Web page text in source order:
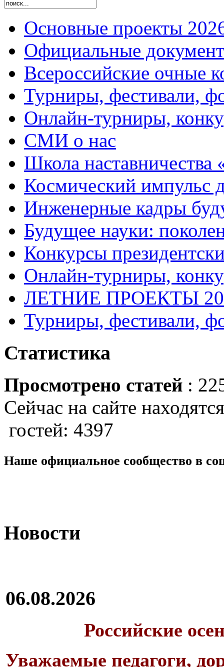
Основные проекты
Официальные
Всероссийские очные
Турниры, фестивали,
Онлайн-турниры,
СМИ о нас
Школа
Космический импульс
Инженерные кадры
Будущее науки:
Конкурсы
Онлайн-турниры,
ЛЕТНИЕ ПРОЕКТЫ
Турниры, фестивали,
Статистика
Просмотрено статей :
Сейчас на сайте
гостей: 4397
Наше официальное сообщество в
Новости
06.08.2026
Российские
Уважаемые педагоги,